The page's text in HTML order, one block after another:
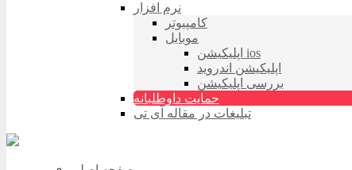
نرم افزار
کامپیوتر
موبایل
اپلیکیشن ios
اپلیکیشن اندروید
بررسی اپلیکیشن
حمایت داوطلبانه
تبلیغات در مقاله آی تی